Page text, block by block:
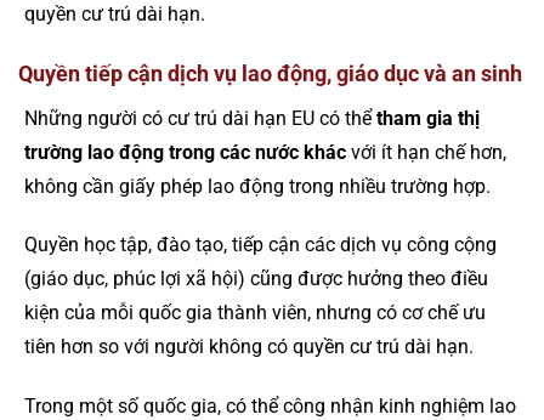
quyền cư trú dài hạn.
Quyền tiếp cận dịch vụ lao động, giáo dục và an sinh
Những người có cư trú dài hạn EU có thểtham gia thị
trường lao động trong các nước khác với ít hạn chế hơn,
không cần giấy phép lao động trong nhiều trường hợp.
Quyền học tập, đào tạo, tiếp cận các dịch vụ công cộng
(giáo dục, phúc lợi xã hội) cũng được hưởng theo điều
kiện của mỗi quốc gia thành viên, nhưng có cơ chế ưu
tiên hơn so với người không có quyền cư trú dài hạn.
Trong một số quốc gia, có thể công nhận kinh nghiệm lao